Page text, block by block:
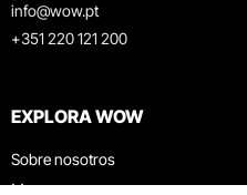
info@wow.pt
+351 220 121 200
EXPLORA WOW
Sobre nosotros
Museos